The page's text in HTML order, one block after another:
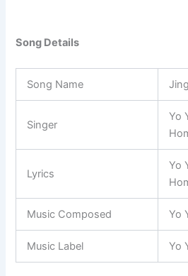
Song Details
Song Name
Singer
Yo
Lyrics
Yo
Music Composed Yo
Music Label Yo